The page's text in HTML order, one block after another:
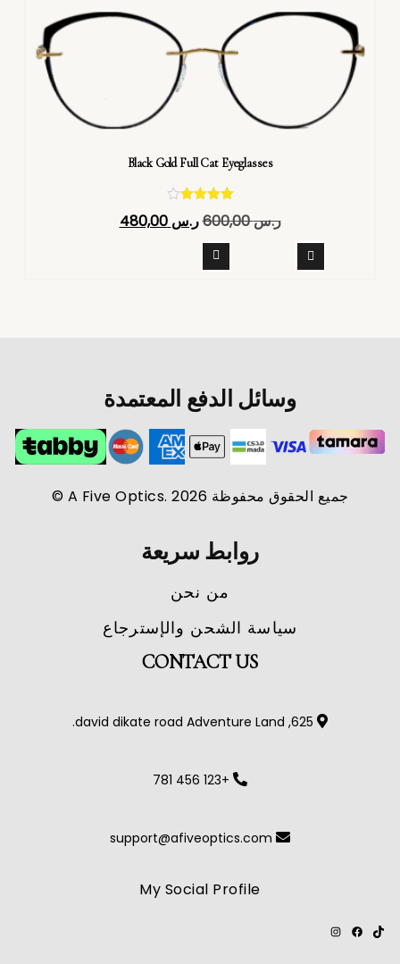
Black Gold Full Cat Eyeglasses
4.40
ر.س600,00 ر.س 480,00
وسائل الدفع المعتمدة
جميع الحقوق محفوظة A Five Optics. 2026 ©
روابط سريعة
من نحن
سياسة الشحن والإسترجاع
CONTACT US
625, david dikate road Adventure Land.
+123 456 781
support@afiveoptics.com
My Social Profile